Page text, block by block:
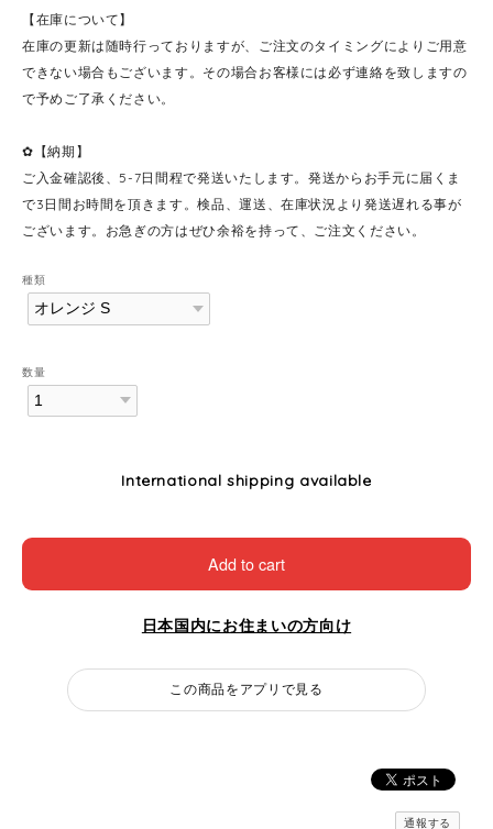
【在庫について】
在庫の更新は随時行っておりますが、ご注文のタイミングによりご用意
できない場合もございます。その場合お客様には必ず連絡を致しますの
で予めご了承ください。
✿【納期】
ご入金確認後、5-7日間程で発送いたします。発送からお手元に届くま
で3日間お時間を頂きます。検品、運送、在庫状況より発送遅れる事が
ございます。お急ぎの方はぜひ余裕を持って、ご注文ください。
種類
数量
International shipping available
Add to cart
日本国内にお住まいの方向け
この商品をアプリで見る
通報する